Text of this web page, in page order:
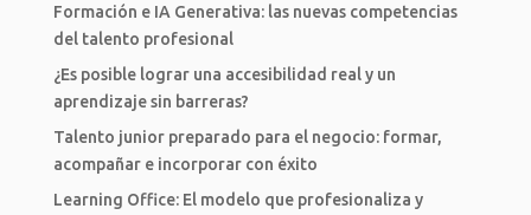
Formación e IA Generativa: las nuevas competencias
del talento profesional
¿Es posible lograr una accesibilidad real y un
aprendizaje sin barreras?
Talento junior preparado para el negocio: formar,
acompañar e incorporar con éxito
Learning Office: El modelo que profesionaliza y